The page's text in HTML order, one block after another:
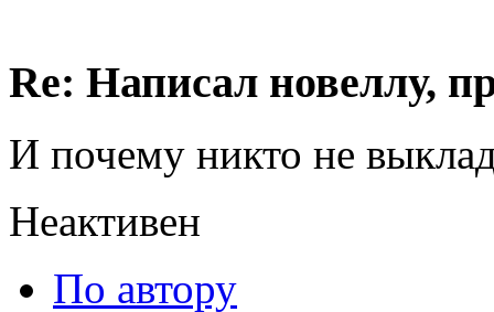
Re: Написал новеллу,
И почему никто не
Неактивен
По автору